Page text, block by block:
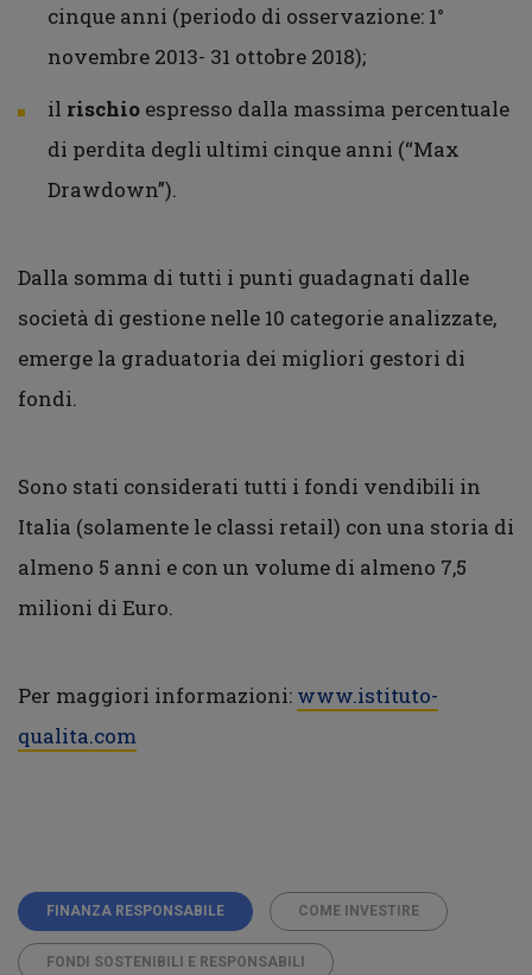
cinque anni (periodo di osservazione: 1°
novembre 2013- 31 ottobre 2018);
il rischio espresso dalla massima percentuale
di perdita degli ultimi cinque anni (“Max
Drawdown”).
Dalla somma di tutti i punti guadagnati dalle
società di gestione nelle 10 categorie analizzate,
emerge la graduatoria dei migliori gestori di
fondi.
Sono stati considerati tutti i fondi vendibili in
Italia (solamente le classi retail) con una storia di
almeno 5 anni e con un volume di almeno 7,5
milioni di Euro.
Per maggiori informazioni: ​ www.istituto-
qualita.com
FINANZA RESPONSABILE COME INVESTIRE
FONDI SOSTENIBILI E RESPONSABILI